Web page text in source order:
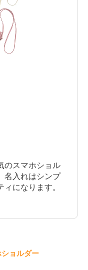
のスマホショル
名入れはシンプ
になります。
ョルダー